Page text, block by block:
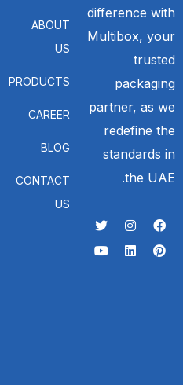
difference with
Multibox, your
trusted
packaging
partner, as we
redefine the
standards in
the UAE.
ABOUT
US
PRODUCTS
CAREER
BLOG
CONTACT
US